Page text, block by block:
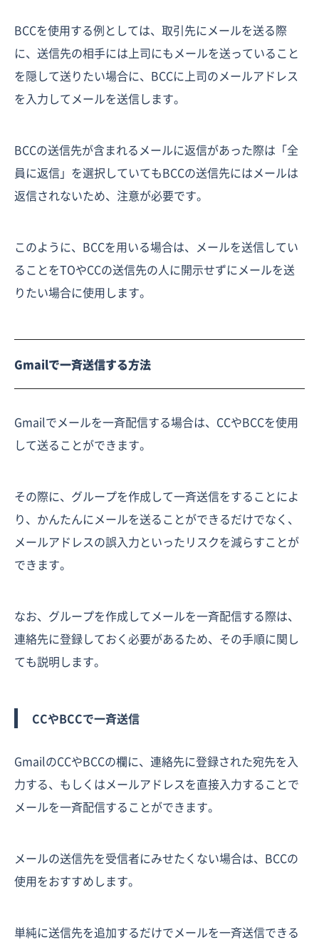
BCCを使用する例としては、取引先にメールを送る際
に、送信先の相手には上司にもメールを送っていること
を隠して送りたい場合に、BCCに上司のメールアドレス
を入力してメールを送信します。
BCCの送信先が含まれるメールに返信があった際は「全
員に返信」を選択していてもBCCの送信先にはメールは
返信されないため、注意が必要です。
このように、BCCを用いる場合は、メールを送信してい
ることをTOやCCの送信先の人に開示せずにメールを送
りたい場合に使用します。
Gmailで一斉送信する方法
Gmailでメールを一斉配信する場合は、CCやBCCを使用
して送ることができます。
その際に、グループを作成して一斉送信をすることによ
り、かんたんにメールを送ることができるだけでなく、
メールアドレスの誤入力といったリスクを減らすことが
できます。
なお、グループを作成してメールを一斉配信する際は、
連絡先に登録しておく必要があるため、その手順に関し
ても説明します。
CCやBCCで一斉送信
GmailのCCやBCCの欄に、連絡先に登録された宛先を入
力する、もしくはメールアドレスを直接入力することで
メールを一斉配信することができます。
メールの送信先を受信者にみせたくない場合は、BCCの
使用をおすすめします。
単純に送信先を追加するだけでメールを一斉送信できる